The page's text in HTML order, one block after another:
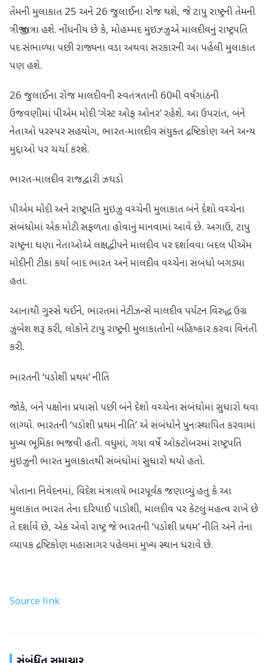
તેમની મુલાકાત 25 અને 26 જુલાઈના રોજ થશે, જે ટાપુ રાષ્ટ્રની તેમની
ત્રીજી યાત્રા હશે. નોંધનીય છે કે, મોહમ્મદ મુઇઝ્ઝુએ માલદીવનું રાષ્ટ્રપતિ
પદ સંભાળ્યા પછી રાજ્યના વડા અથવા સરકારની આ પહેલી મુલાકાત
પણ હશે.
26 જુલાઈના રોજ માલદીવની સ્વતંત્રતાની 60મી વર્ષગાંઠની
ઉજવણીમાં પીએમ મોદી ‘ગેસ્ટ ઓફ ઓનર’ રહેશે. આ ઉપરાંત, બંને
નેતાઓ પરસ્પર સહયોગ, ભારત-માલદીવ સંયુક્ત દ્રષ્ટિકોણ અને અન્ય
મુદ્દાઓ પર ચર્ચા કરશે.
ભારત-માલદીવ રાજદ્વારી ઝઘડો
પીએમ મોદી અને રાષ્ટ્રપતિ મુઇઝુ વચ્ચેની મુલાકાત બંને દેશો વચ્ચેના
સંબંધોમાં એક મોટી સફળતા હોવાનું માનવામાં આવે છે. અગાઉ, ટાપુ
રાષ્ટ્રના ઘણા નેતાઓએ લક્ષદ્વીપને માલદીવ પર દર્શાવવા બદલ પીએમ
મોદીની ટીકા કર્યા બાદ ભારત અને માલદીવ વચ્ચેના સંબંધો બગડ્યા
હતા.
આનાથી ગુસ્સે થઈને, ભારતમાં નેટીઝન્સે માલદીવ પર્યટન વિરુદ્ધ ઉગ્ર
ઝુંબેશ શરૂ કરી, લોકોને ટાપુ રાષ્ટ્રની મુલાકાતોનો બહિષ્કાર કરવા વિનંતી
કરી.
ભારતની ‘પડોશી પ્રથમ’ નીતિ
જોકે, બંને પક્ષોના પ્રયાસો પછી બંને દેશો વચ્ચેના સંબંધોમાં સુધારો થવા
લાગ્યો. ભારતની ‘પડોશી પ્રથમ નીતિ’ એ સંબંધોને પુનઃસ્થાપિત કરવામાં
મુખ્ય ભૂમિકા ભજવી હતી. વધુમાં, ગયા વર્ષે ઓક્ટોબરમાં રાષ્ટ્રપતિ
મુઇઝુની ભારત મુલાકાતથી સંબંધોમાં સુધારો થયો હતો.
પોતાના નિવેદનમાં, વિદેશ મંત્રાલયે ભારપૂર્વક જણાવ્યું હતું કે આ
મુલાકાત ભારત તેના દરિયાઈ પાડોશી, માલદીવ પર કેટલું મહત્વ રાખે છે
તે દર્શાવે છે, એક એવો રાષ્ટ્ર જે ભારતની ‘પડોશી પ્રથમ’ નીતિ અને તેના
વ્યાપક દ્રષ્ટિકોણ મહાસાગર પહેલમાં મુખ્ય સ્થાન ધરાવે છે.
Source link